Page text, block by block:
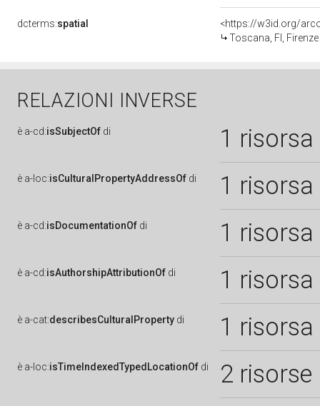
dcterms:spatial
<https://w3id.org/
Toscana, FI, Firenze
RELAZIONI INVERSE
è a-cd:isSubjectOf di 1 risorsa
è a-loc:isCulturalPropertyAddressOf di 1 risorsa
è a-cd:isDocumentationOf di 1 risorsa
è a-cd:isAuthorshipAttributionOf di 1 risorsa
è a-cat:describesCulturalProperty di 1 risorsa
è a-loc:isTimeIndexedTypedLocationOf di 2 risorse